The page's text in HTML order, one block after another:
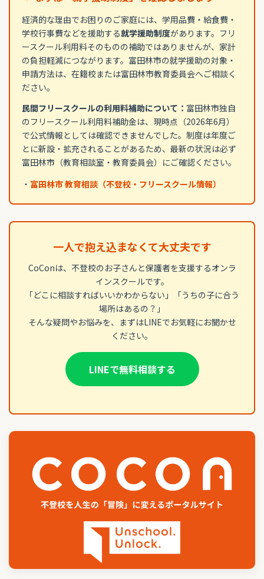
経済的な理由でお困りのご家庭には、学用品費・給食費・
学校行事費などを援助する就学援助制度があります。フリ
ースクール利用料そのものの補助ではありませんが、家計
の負担軽減につながります。富田林市の就学援助の対象・
申請方法は、在籍校または富田林市教育委員会へご相談く
ださい。
民間フリースクールの利用料補助について： 富田林市独自
のフリースクール利用料補助金は、現時点（2026年6月）
で公式情報としては確認できませんでした。制度は年度ご
とに新設・拡充されることがあるため、最新の状況は必ず
富田林市（教育相談室・教育委員会）にご確認ください。
・ 富田林市 教育相談（不登校・フリースクール情報）
一人で抱え込まなくて大丈夫です
CoConは、不登校のお子さんと保護者を支援するオンラ
インスクールです。
「どこに相談すればいいかわからない」「うちの子に合う
場所はあるの？」
そんな疑問やお悩みを、まずはLINEでお気軽にお聞かせ
ください。
LINEで無料相談する